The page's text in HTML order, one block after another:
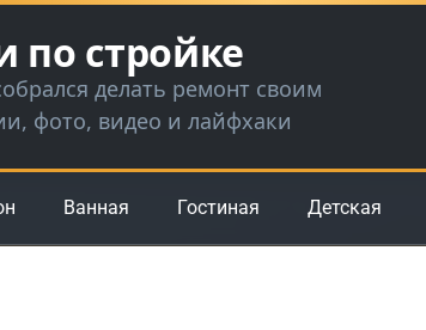
по стройке
делать ремонт своим
фото, видео и лайфхаки
Ванная Гостиная Детская